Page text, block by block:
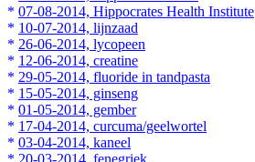
* 07-08-2014, Hippocrates Health Institute
* 10-07-2014, lijnzaad
* 26-06-2014, lycopeen
* 12-06-2014, creatine
* 29-05-2014, fluoride in tandpasta
* 15-05-2014, ginseng
* 01-05-2014, gember
* 17-04-2014, curcuma/geelwortel
* 03-04-2014, kaneel
* 20-03-2014, fenegriek